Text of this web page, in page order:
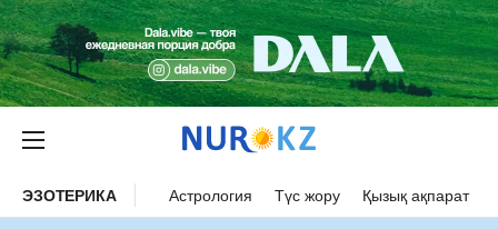
ЭЗОТЕРИКА Астрология Түс жору Қызық ақпарат